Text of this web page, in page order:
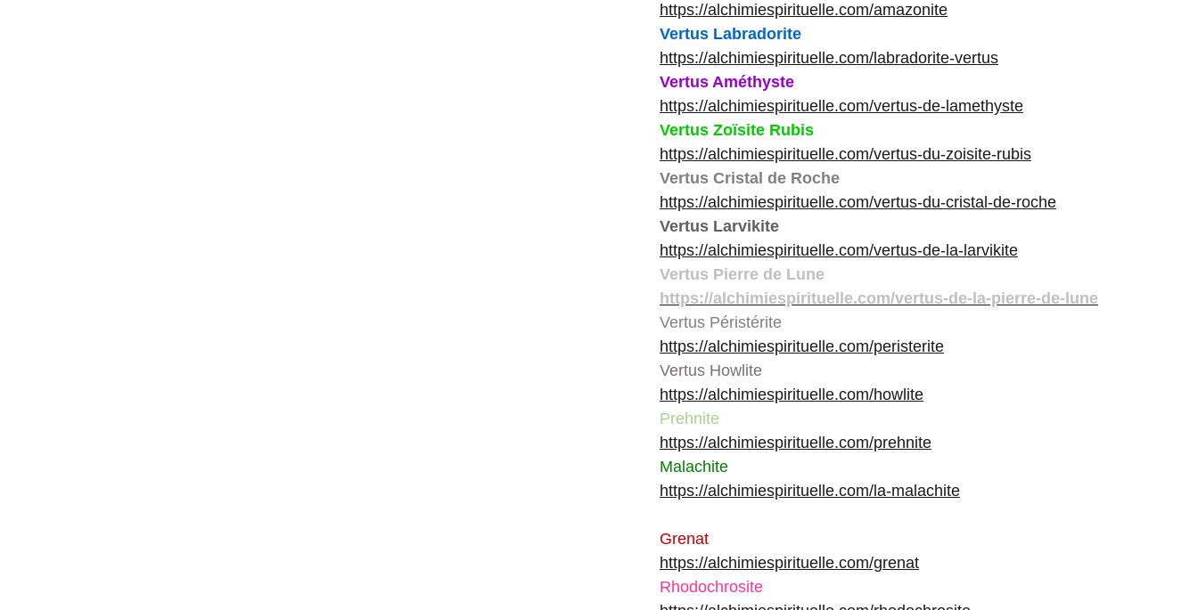
https://alchimiespirituelle.com/amazonite
Vertus Labradorite
https://alchimiespirituelle.com/labradorite-vertus
Vertus Améthyste
https://alchimiespirituelle.com/vertus-de-lamethyste
Vertus Zoïsite Rubis
https://alchimiespirituelle.com/vertus-du-zoisite-rubis
Vertus Cristal de Roche
https://alchimiespirituelle.com/vertus-du-cristal-de-roche
Vertus Larvikite
https://alchimiespirituelle.com/vertus-de-la-larvikite
Vertus Pierre de Lune
https://alchimiespirituelle.com/vertus-de-la-pierre-de-lune
Vertus Péristérite
https://alchimiespirituelle.com/peristerite
Vertus Howlite
https://alchimiespirituelle.com/howlite
Prehnite
https://alchimiespirituelle.com/prehnite
Malachite
https://alchimiespirituelle.com/la-malachite
Grenat
https://alchimiespirituelle.com/grenat
Rhodochrosite